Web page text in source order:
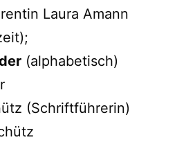
Laura Amann
(alphabetisch)
(Schriftführerin)